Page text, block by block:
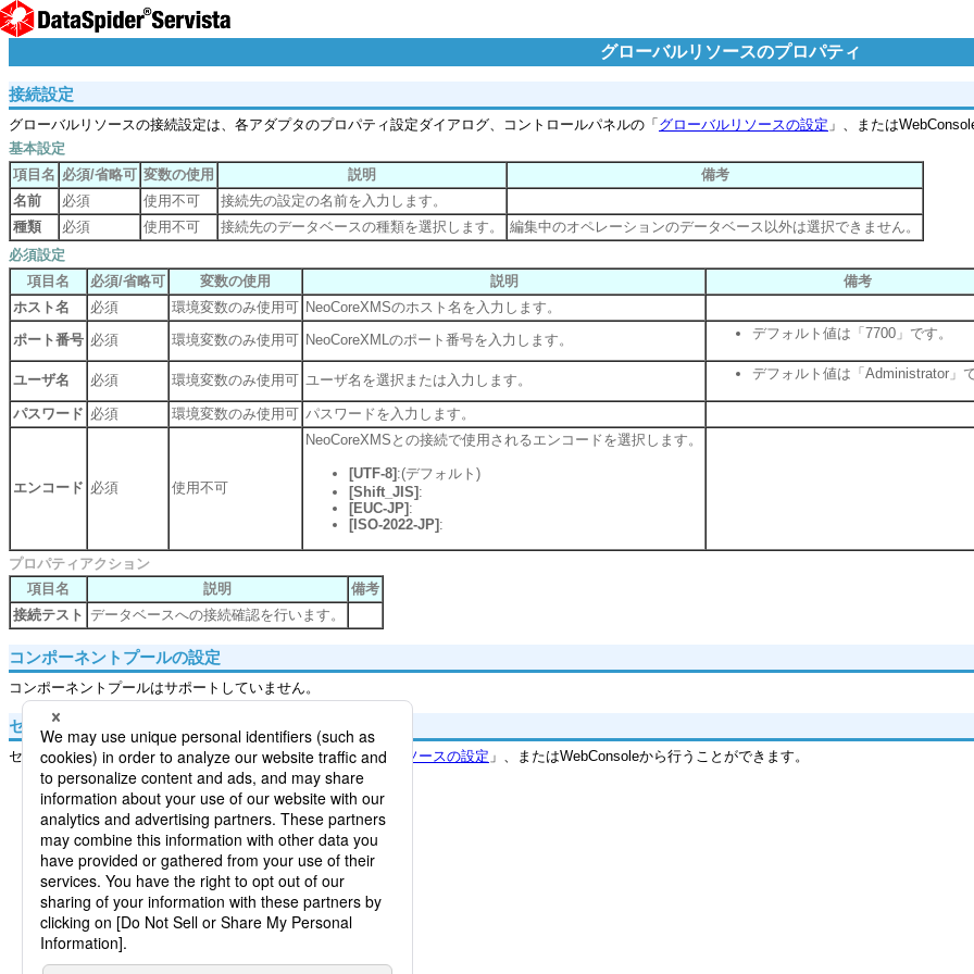
グローバルリソースのプロパティ
接続設定
グローバルリソースの接続設定は、各アダプタのプロパティ設定ダイアログ、コントロールパネルの「 グローバルリソースの設定 」、または
基本設定
項目名 必須/省略可 変数の使用 説明
備考
名前
必須 使用不可
接続先の設定の名前を入力します。
種類
必須 使用不可 接続先のデータベースの種類を選択します。
編集中のオペレーションのデータベース以外は選択できません。
必須設定
項目名
必須/省略可 変数の使用 説明
備考
ホスト名
必須 環境変数のみ使用可 NeoCoreXMSのホスト名を入力します。
ポート番号 必須 環境変数のみ使用可 NeoCoreXMLのポート番号を入力します。 デフォルト値は「7700」です。
ユーザ名 必須 環境変数のみ使用可 ユーザ名を選択または入力します。 デフォルト値は「Administrator」で
パスワード 必須 環境変数のみ使用可 パスワードを入力します。
エンコード 必須 使用不可
NeoCoreXMSとの接続で使用されるエンコードを選択します。
[UTF-8] :(デフォルト)
[Shift_JIS] :
[EUC-JP] :
[ISO-2022-JP] :
プロパティアクション
項目名
説明
備考
接続テスト データベースへの接続確認を行います。
コンポーネントプールの設定
コンポーネントプールはサポートしていません。
セキュリティ
セキュリティの設定は、コントロールパネルの「グローバルリソースの設定 」、またはWebConsoleから行うことができます。